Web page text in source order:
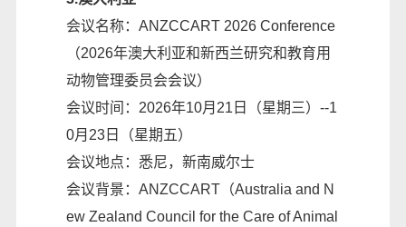
会议名称：ANZCCART 2026 Conference
（2026年澳大利亚和新西兰研究和教育用
动物管理委员会会议）
会议时间：2026年10月21日（星期三）--1
0月23日（星期五）
会议地点：悉尼，新南威尔士
会议背景：ANZCCART（Australia and N
ew Zealand Council for the Care of Animal